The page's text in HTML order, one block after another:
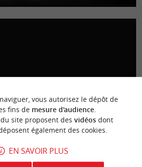
port de La Teste de Buch
vous autorisez le dépôt de
fins de mesure d'audience.
site proposent des vidéosdont
également des cookies.
EN SAVOIR PLUS